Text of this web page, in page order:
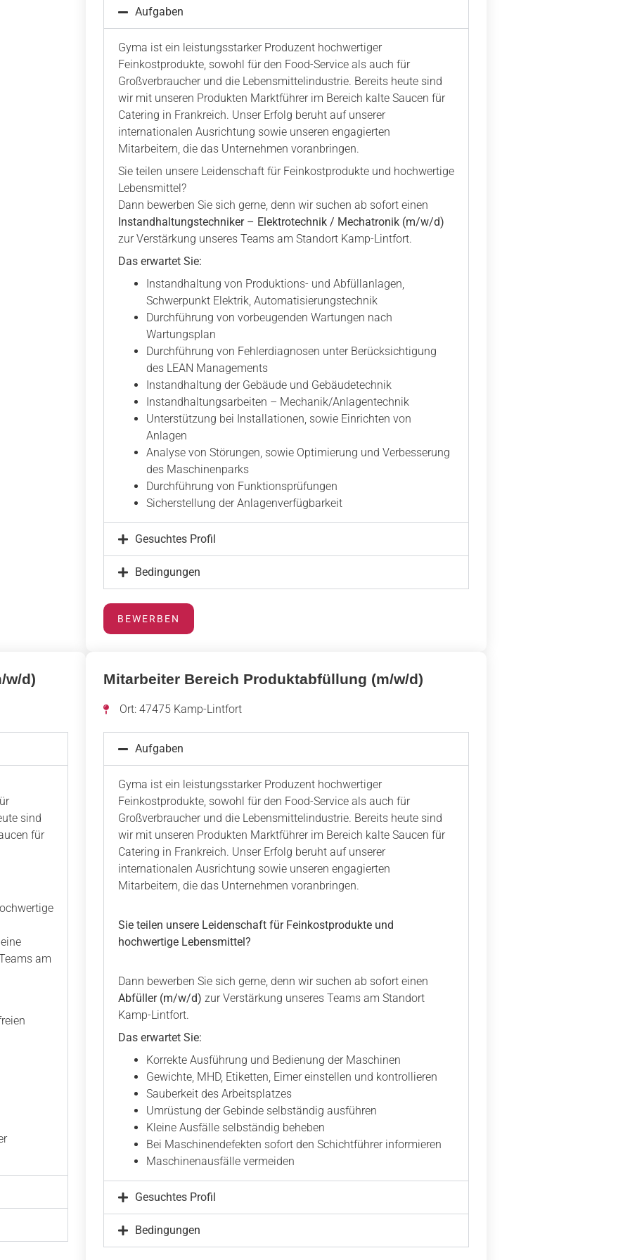
Aufgaben
Gyma ist ein leistungsstarker Produzent hochwertiger
Feinkostprodukte, sowohl für den Food-Service als auch für
Großverbraucher und die Lebensmittelindustrie. Bereits heute sind
wir mit unseren Produkten Marktführer im Bereich kalte Saucen für
Catering in Frankreich. Unser Erfolg beruht auf unserer
internationalen Ausrichtung sowie unseren engagierten
Mitarbeitern, die das Unternehmen voranbringen.
Sie teilen unsere Leidenschaft für Feinkostprodukte und hochwertige
Lebensmittel?
Dann bewerben Sie sich gerne, denn wir suchen ab sofort einen
Instandhaltungstechniker – Elektrotechnik / Mechatronik (m/w/d)
zur Verstärkung unseres Teams am Standort Kamp-Lintfort.
Das erwartet Sie:
Instandhaltung von Produktions- und Abfüllanlagen,
Schwerpunkt Elektrik, Automatisierungstechnik
Durchführung von vorbeugenden Wartungen nach
Wartungsplan
Durchführung von Fehlerdiagnosen unter Berücksichtigung
des LEAN Managements
Instandhaltung der Gebäude und Gebäudetechnik
Instandhaltungsarbeiten – Mechanik/Anlagentechnik
Unterstützung bei Installationen, sowie Einrichten von
Anlagen
Analyse von Störungen, sowie Optimierung und Verbesserung
des Maschinenparks
Durchführung von Funktionsprüfungen
Sicherstellung der Anlagenverfügbarkeit
Gesuchtes Profil
Bedingungen
BEWERBEN
w/d)
sind
für
am
Mitarbeiter Bereich Produktabfüllung (m/w/d)
Ort: 47475 Kamp-Lintfort
Aufgaben
Gyma ist ein leistungsstarker Produzent hochwertiger
Feinkostprodukte, sowohl für den Food-Service als auch für
Großverbraucher und die Lebensmittelindustrie. Bereits heute sind
wir mit unseren Produkten Marktführer im Bereich kalte Saucen für
Catering in Frankreich. Unser Erfolg beruht auf unserer
internationalen Ausrichtung sowie unseren engagierten
Mitarbeitern, die das Unternehmen voranbringen.
Sie teilen unsere Leidenschaft für Feinkostprodukte und
hochwertige Lebensmittel?
Dann bewerben Sie sich gerne, denn wir suchen ab sofort einen
Abfüller (m/w/d) zur Verstärkung unseres Teams am Standort
Kamp-Lintfort.
Das erwartet Sie:
Korrekte Ausführung und Bedienung der Maschinen
Gewichte, MHD, Etiketten, Eimer einstellen und kontrollieren
Sauberkeit des Arbeitsplatzes
Umrüstung der Gebinde selbständig ausführen
Kleine Ausfälle selbständig beheben
Bei Maschinendefekten sofort den Schichtführer informieren
Maschinenausfälle vermeiden
Gesuchtes Profil
Bedingungen